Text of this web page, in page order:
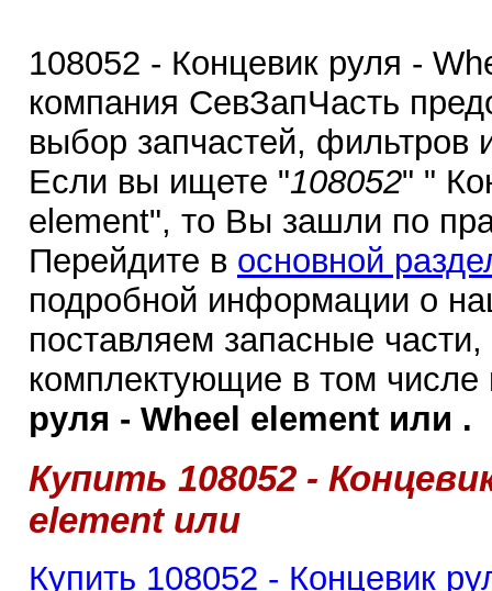
108052 - Концевик руля -
компания СевЗапЧасть
выбор запчастей, фильтров
Если вы ищете "108052" "
element", то Вы зашли по
Перейдите в основной
подробной информации о
поставляем запасные
комплектующие в том
руля - Wheel element или .
Купить 108052 -
element или
Купить 108052 - Концевик